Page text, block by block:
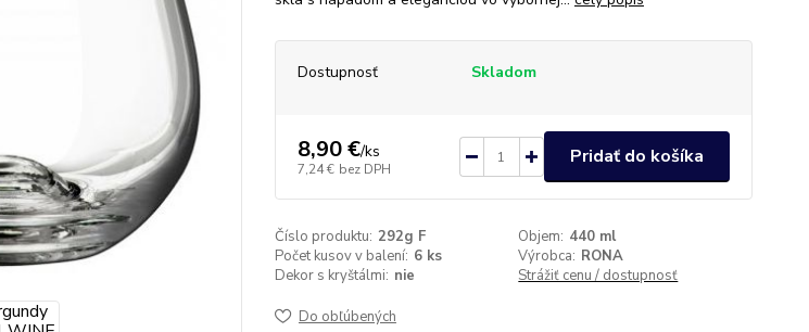
Dostupnosť Skladom
8,90 €/ks
7,24 € bez DPH
Pridať do košíka
Číslo produktu: 292g F Objem: 440 ml
Počet kusov v balení: 6 ks Výrobca: RONA
Dekor s kryštálmi: nie Strážiť cenu / dostupnosť
Do obľúbených